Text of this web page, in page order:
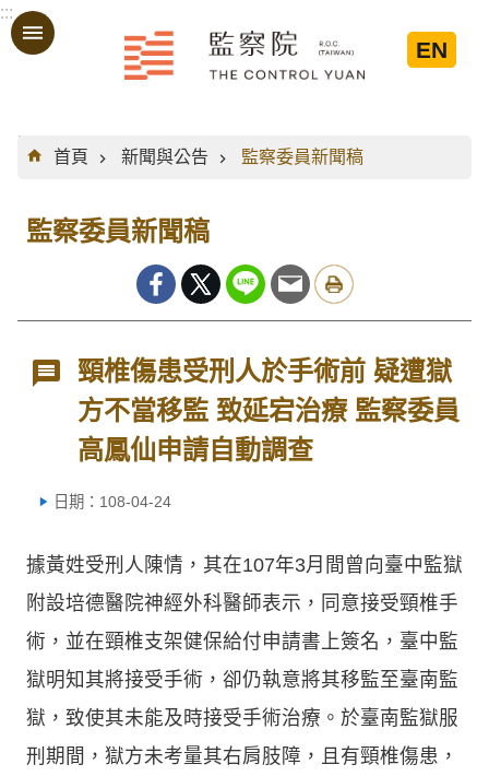
跳到主要內容區塊
:::
EN
:::
首頁
新聞與公告 監察委員新聞稿
監察委員新聞稿
頸椎傷患受刑人於手術前 疑遭獄
方不當移監 致延宕治療 監察委員
高鳳仙申請自動調查
日期：108-04-24
據黃姓受刑人陳情，其在107年3月間曾向臺中監獄
附設培德醫院神經外科醫師表示，同意接受頸椎手
術，並在頸椎支架健保給付申請書上簽名，臺中監
獄明知其將接受手術，卻仍執意將其移監至臺南監
獄，致使其未能及時接受手術治療。於臺南監獄服
刑期間，獄方未考量其右肩肢障，且有頸椎傷患，